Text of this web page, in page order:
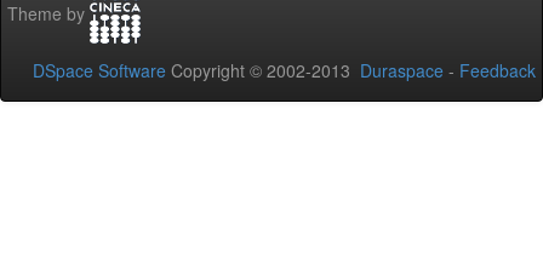
Theme by
DSpace Software Copyright © 2002-2013 Duraspace - Feedback